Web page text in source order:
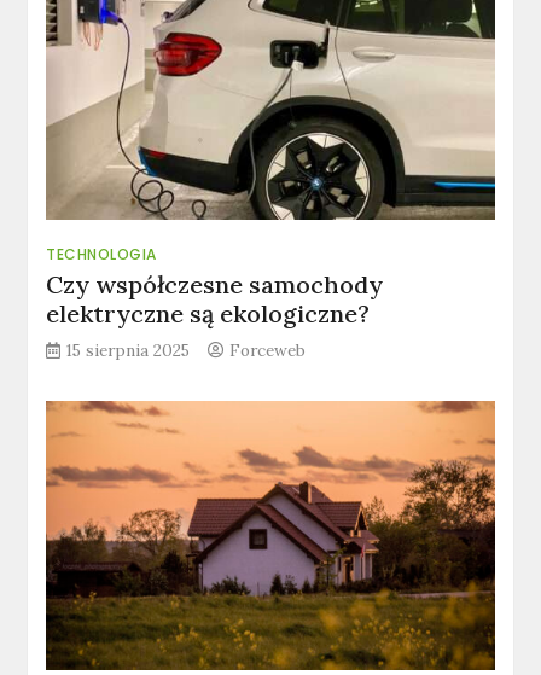
TECHNOLOGIA
Czy współczesne samochody
elektryczne są ekologiczne?
15 sierpnia 2025 Forceweb